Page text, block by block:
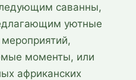
саванны,
уютные
моменты, или
африканских